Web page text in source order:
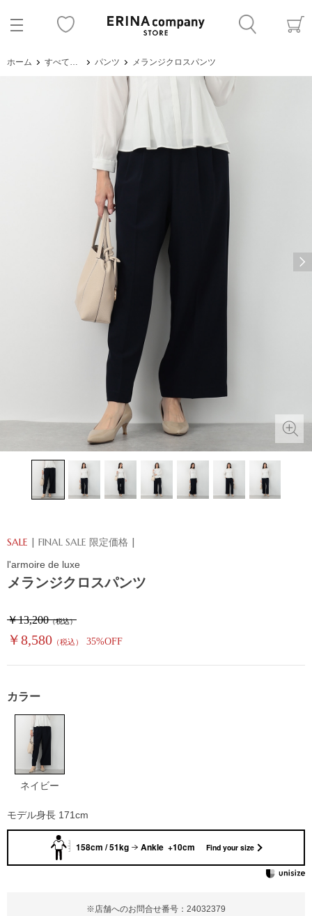
ホーム すべてのアイテム パンツ メランジクロスパンツ
メランジクロスパンツ
SALE | FINAL SALE 限定価格 |
￥13,200（税込）
￥8,580 （税込） 35%OFF
※店舗へのお問合せ番号：24032379
l'armoire de luxe
カラー
ネイビー
モデル身長 171cm
158cm / 51kg Ankle +10cm Find your size